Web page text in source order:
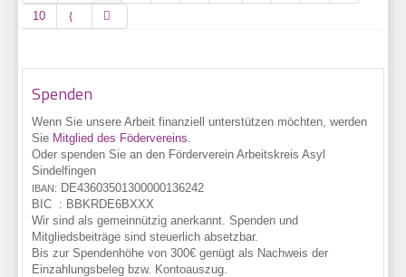
10
Spenden
Wenn Sie unsere Arbeit finanziell unterstützen möchten, werden
Sie Mitglied des Födervereins
Oder spenden Sie an den Förderverein Arbeitskreis Asyl
Sindelfingen
IBAN: DE43603501300000136242
BIC : BBKRDE6BXXX
Wir sind als gemeinnützig anerkannt. Spenden und
Mitgliedsbeiträge sind steuerlich absetzbar.
Bis zur Spendenhöhe von 300€ genügt als Nachweis der
Einzahlungsbeleg bzw. Kontoauszug.